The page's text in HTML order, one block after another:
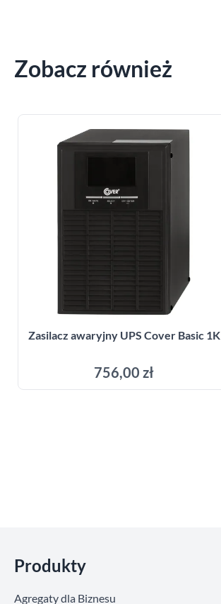
Zobacz również
Zasilacz awaryjny UPS Cover Basic 1K
756,00 zł
Produkty
Agregaty dla Biznesu